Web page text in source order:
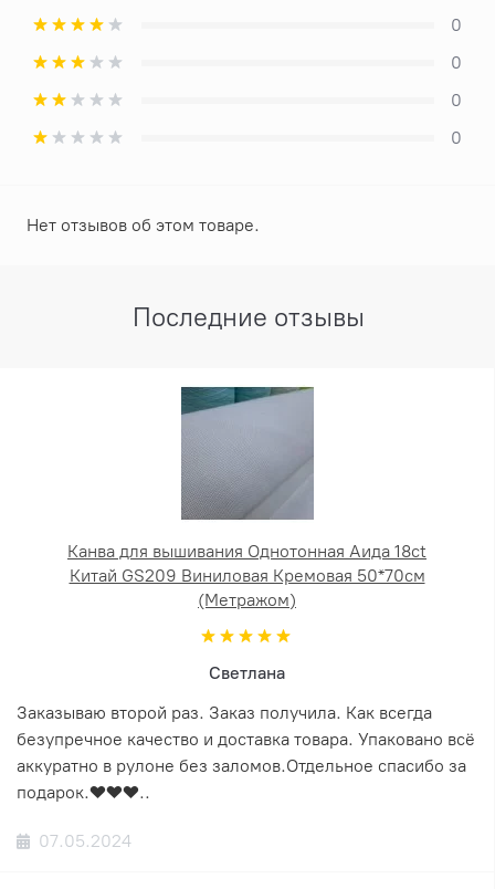
0
0
0
0
Нет отзывов об этом товаре.
Последние отзывы
Канва для вышивания Однотонная Аида 18ct
Китай GS209 Виниловая Кремовая 50*70см
(Метражом)
Светлана
Заказываю второй раз. Заказ получила. Как всегда
безупречное качество и доставка товара. Упаковано всё
аккуратно в рулоне без заломов.Отдельное спасибо за
подарок.❤️❤️❤️..
07.05.2024